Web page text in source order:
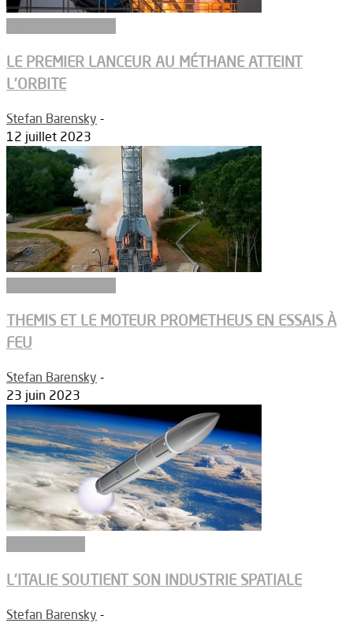
LE PREMIER LANCEUR AU MÉTHANE ATTEINT
L’ORBITE
Stefan Barensky -
12 juillet 2023
THEMIS ET LE MOTEUR PROMETHEUS EN ESSAIS À
FEU
Stefan Barensky -
23 juin 2023
L’ITALIE SOUTIENT SON INDUSTRIE SPATIALE
Stefan Barensky -